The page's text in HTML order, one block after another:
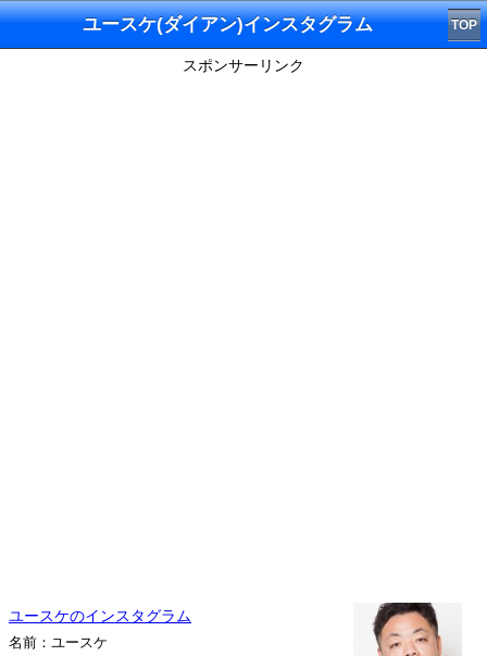
ユースケ(ダイアン)インスタグラム TOP
スポンサーリンク
ユースケのインスタグラム
名前：ユースケ